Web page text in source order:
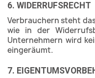
6. WIDERRUFSRECHT
Verbrauchern steht
wie in der
Unternehmern wird
eingeräumt.
7.